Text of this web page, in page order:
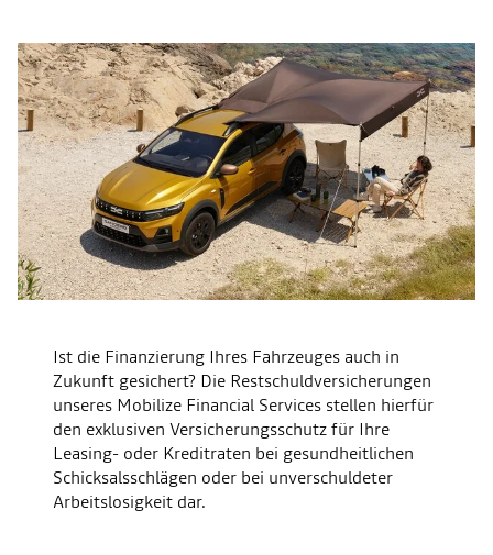
Ist die Finanzierung Ihres Fahrzeuges auch in
Zukunft gesichert? Die Restschuldversicherungen
unseres Mobilize Financial Services stellen hierfür
den exklusiven Versicherungsschutz für Ihre
Leasing- oder Kreditraten bei gesundheitlichen
Schicksalsschlägen oder bei unverschuldeter
Arbeitslosigkeit dar.